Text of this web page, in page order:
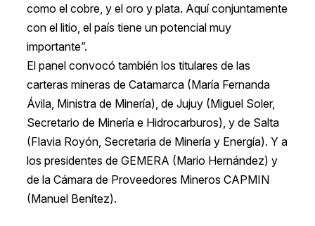
como el cobre, y el oro y plata. Aquí conjuntamente
con el litio, el país tiene un potencial muy
importante”.
El panel convocó también los titulares de las
carteras mineras de Catamarca (María Fernanda
Ávila, Ministra de Minería), de Jujuy (Miguel Soler,
Secretario de Minería e Hidrocarburos), y de Salta
(Flavia Royón, Secretaria de Minería y Energía). Y a
los presidentes de GEMERA (Mario Hernández) y
de la Cámara de Proveedores Mineros CAPMIN
(Manuel Benítez).